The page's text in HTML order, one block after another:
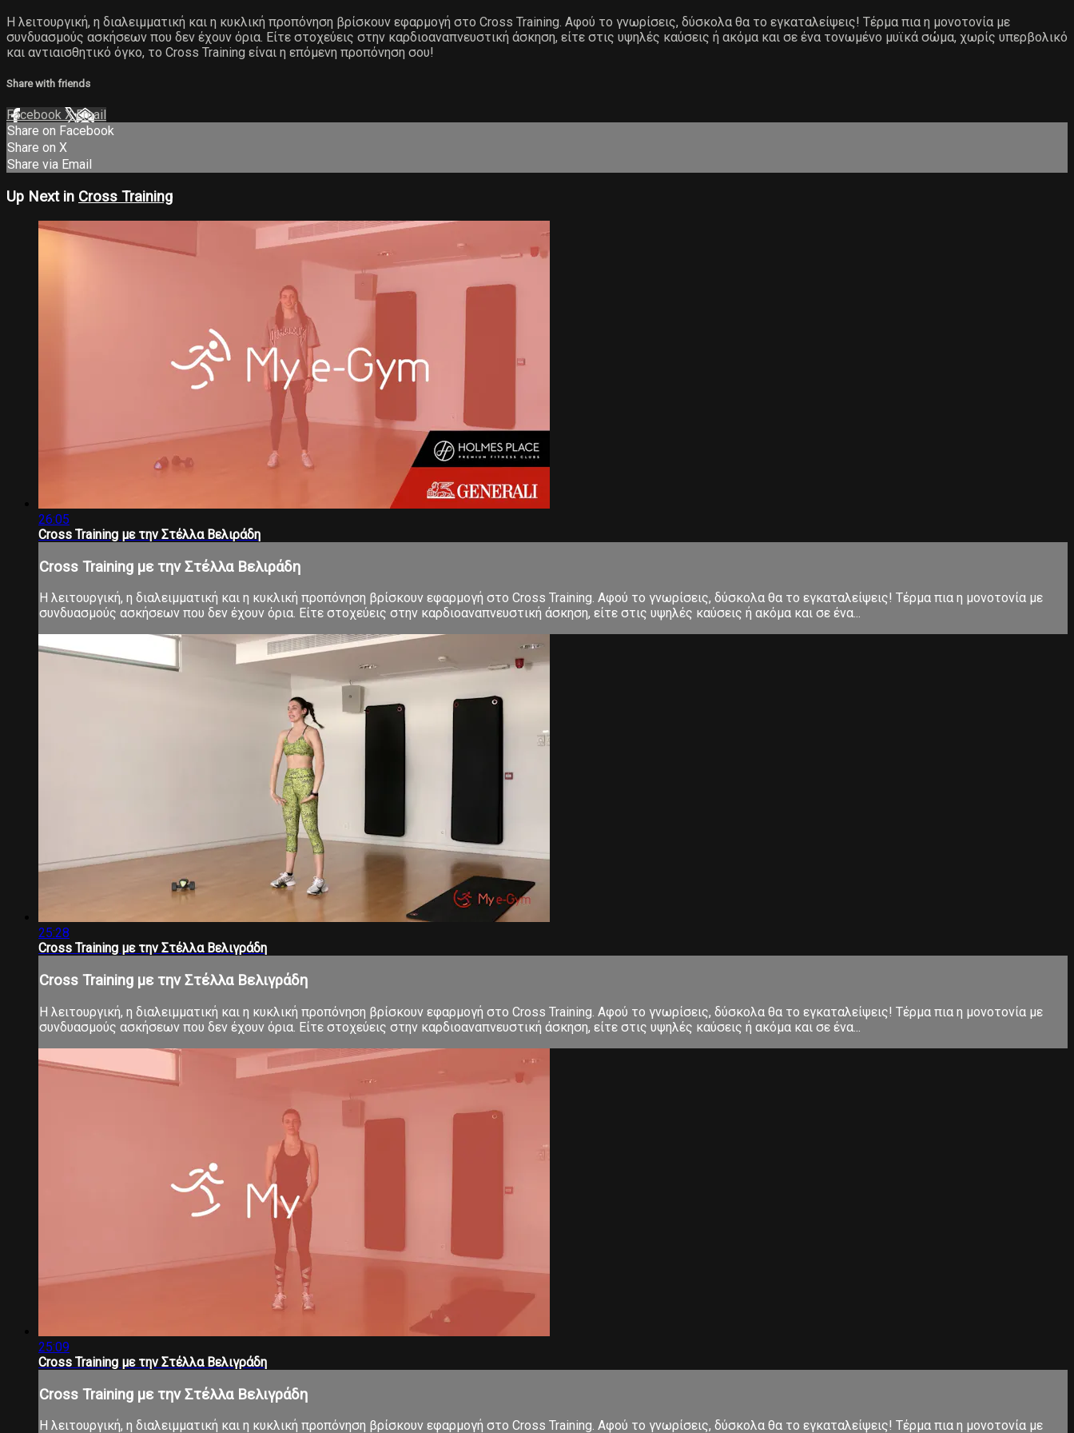
Η λειτουργική, η διαλειμματική και η κυκλική προπόνηση βρίσκουν εφαρμογή στο Cross Training. Αφού το γνωρίσεις, δύσκολα θα το εγκαταλείψεις! Τέρμα πια η μονοτονία με
συνδυασμούς ασκήσεων που δεν έχουν όρια. Είτε στοχεύεις στην καρδιοαναπνευστική άσκηση, είτε στις υψηλές καύσεις ή ακόμα και σε ένα τονωμένο μυϊκά σώμα, χωρίς υπερβολικό
και αντιαισθητικό όγκο, το Cross Training είναι η επόμενη προπόνηση σου!
Share with friends
Facebook XEmail
Share on Facebook
Share on X
Share via Email
Up Next in Cross Training
26:05
Cross Training με την Στέλλα Βελιράδη
Cross Training με την Στέλλα Βελιράδη
Η λειτουργική, η διαλειμματική και η κυκλική προπόνηση βρίσκουν εφαρμογή στο Cross Training. Αφού το γνωρίσεις, δύσκολα θα το εγκαταλείψεις! Τέρμα πια η μονοτονία με
συνδυασμούς ασκήσεων που δεν έχουν όρια. Είτε στοχεύεις στην καρδιοαναπνευστική άσκηση, είτε στις υψηλές καύσεις ή ακόμα και σε ένα...
25:28
Cross Training με την Στέλλα Βελιγράδη
Cross Training με την Στέλλα Βελιγράδη
Η λειτουργική, η διαλειμματική και η κυκλική προπόνηση βρίσκουν εφαρμογή στο Cross Training. Αφού το γνωρίσεις, δύσκολα θα το εγκαταλείψεις! Τέρμα πια η μονοτονία με
συνδυασμούς ασκήσεων που δεν έχουν όρια. Είτε στοχεύεις στην καρδιοαναπνευστική άσκηση, είτε στις υψηλές καύσεις ή ακόμα και σε ένα...
25:09
Cross Training με την Στέλλα Βελιγράδη
Cross Training με την Στέλλα Βελιγράδη
Η λειτουργική, η διαλειμματική και η κυκλική προπόνηση βρίσκουν εφαρμογή στο Cross Training. Αφού το γνωρίσεις, δύσκολα θα το εγκαταλείψεις! Τέρμα πια η μονοτονία με